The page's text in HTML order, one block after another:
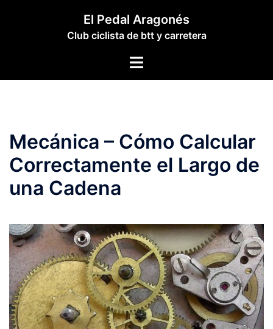
El Pedal Aragonés
Club ciclista de btt y carretera
Alternar
Mecánica – Cómo Calcular
Correctamente el Largo de
una Cadena